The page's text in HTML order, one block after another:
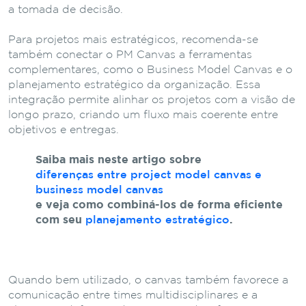
a tomada de decisão.
Para projetos mais estratégicos, recomenda-se
também conectar o PM Canvas a ferramentas
complementares, como o Business Model Canvas e o
planejamento estratégico da organização. Essa
integração permite alinhar os projetos com a visão de
longo prazo, criando um fluxo mais coerente entre
objetivos e entregas.
Saiba mais neste artigo sobre
diferenças entre project model canvas e
business model canvas
e veja como combiná-los de forma eficiente
com seu planejamento estratégico.
Quando bem utilizado, o canvas também favorece a
comunicação entre times multidisciplinares e a